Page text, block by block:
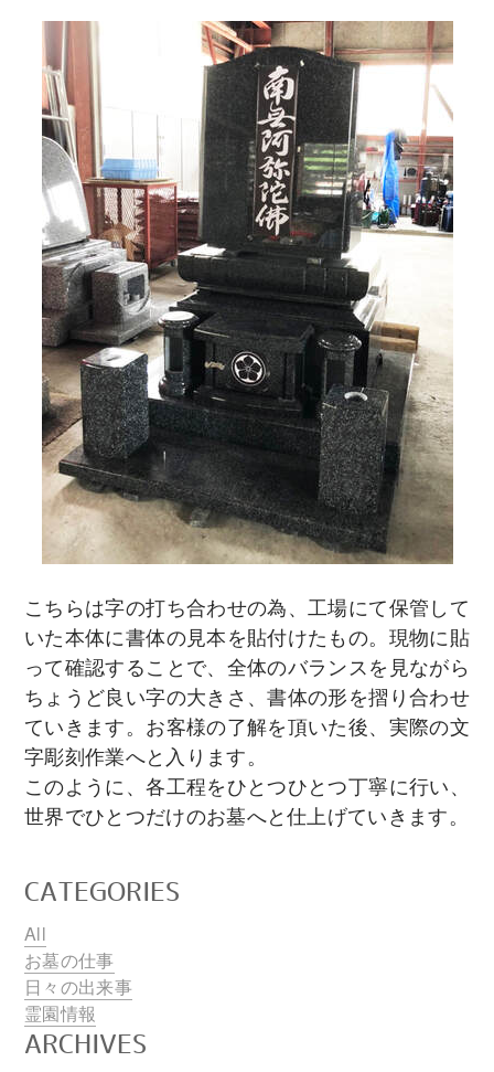
こちらは字の打ち合わせの為、工場にて保管して
いた本体に書体の見本を貼付けたもの。現物に貼
って確認することで、全体のバランスを見ながら
ちょうど良い字の大きさ、書体の形を摺り合わせ
ていきます。お客様の了解を頂いた後、実際の文
字彫刻作業へと入ります。
このように、各工程をひとつひとつ丁寧に行い、
世界でひとつだけのお墓へと仕上げていきます。
CATEGORIES
All
お墓の仕事
日々の出来事
霊園情報
ARCHIVES